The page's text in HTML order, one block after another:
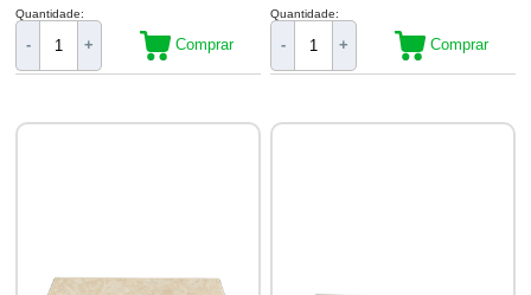
Quantidade:
- + Comprar
Quantidade:
- + Comprar